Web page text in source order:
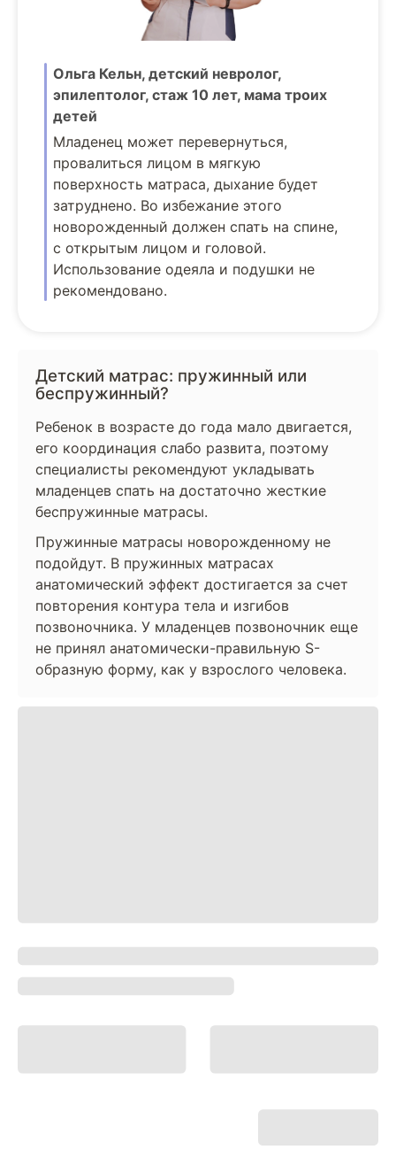
Ольга Кельн, детский невролог,
эпилептолог, стаж 10 лет, мама троих
детей
Младенец может перевернуться,
провалиться лицом в мягкую
поверхность матраса, дыхание будет
затруднено. Во избежание этого
новорожденный должен спать на спине,
с открытым лицом и головой.
Использование одеяла и подушки не
рекомендовано.
Детский матрас: пружинный или
беспружинный?
Ребенок в возрасте до года мало двигается,
его координация слабо развита, поэтому
специалисты рекомендуют укладывать
младенцев спать на достаточно жесткие
беспружинные матрасы.
Пружинные матрасы новорожденному не
подойдут. В пружинных матрасах
анатомический эффект достигается за счет
повторения контура тела и изгибов
позвоночника. У младенцев позвоночник еще
не принял анатомически-правильную S-
образную форму, как у взрослого человека.